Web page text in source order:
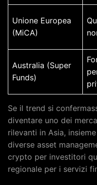
Unione Europea
(MiCA)
Australia (Super
Funds)
Se il trend si
diventare uno dei
rilevanti in Asia,
diverse asset
crypto per investitori
regionale per i servizi